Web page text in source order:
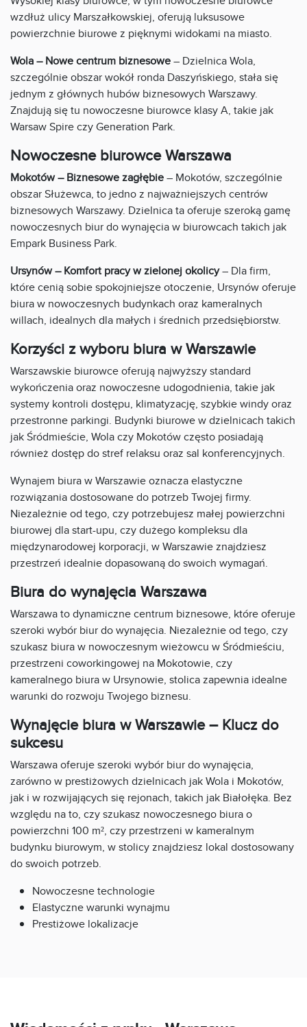
wzdłuż ulicy Marszałkowskiej, oferują luksusowe
powierzchnie biurowe z pięknymi widokami na miasto.
Wola – Nowe centrum biznesowe– Dzielnica Wola,
szczególnie obszar wokół ronda Daszyńskiego, stała się
jednym z głównych hubów biznesowych Warszawy.
Znajdują się tu nowoczesne biurowce klasy A, takie jak
Warsaw Spire czy Generation Park.
Nowoczesne biurowce Warszawa
Mokotów – Biznesowe zagłębie– Mokotów, szczególnie
obszar Służewca, to jedno z najważniejszych centrów
biznesowych Warszawy. Dzielnica ta oferuje szeroką gamę
nowoczesnych biur do wynajęcia w biurowcach takich jak
Empark Business Park.
Ursynów – Komfort pracy w zielonej okolicy– Dla firm,
które cenią sobie spokojniejsze otoczenie, Ursynów oferuje
biura w nowoczesnych budynkach oraz kameralnych
willach, idealnych dla małych i średnich przedsiębiorstw.
Korzyści z wyboru biura w Warszawie
Warszawskie biurowce oferują najwyższy standard
wykończenia oraz nowoczesne udogodnienia, takie jak
systemy kontroli dostępu, klimatyzację, szybkie windy oraz
przestronne parkingi. Budynki biurowe w dzielnicach takich
jak Śródmieście, Wola czy Mokotów często posiadają
również dostęp do stref relaksu oraz sal konferencyjnych.
Wynajem biura w Warszawie oznacza elastyczne
rozwiązania dostosowane do potrzeb Twojej firmy.
Niezależnie od tego, czy potrzebujesz małej powierzchni
biurowej dla start-upu, czy dużego kompleksu dla
międzynarodowej korporacji, w Warszawie znajdziesz
przestrzeń idealnie dopasowaną do swoich wymagań.
Biura do wynajęcia Warszawa
Warszawa to dynamiczne centrum biznesowe, które oferuje
szeroki wybór biur do wynajęcia. Niezależnie od tego, czy
szukasz biura w nowoczesnym wieżowcu w Śródmieściu,
przestrzeni coworkingowej na Mokotowie, czy
kameralnego biura w Ursynowie, stolica zapewnia idealne
warunki do rozwoju Twojego biznesu.
Wynajęcie biura w Warszawie – Klucz do
sukcesu
Warszawa oferuje szeroki wybór biur do wynajęcia,
zarówno w prestiżowych dzielnicach jak Wola i Mokotów,
jak i w rozwijających się rejonach, takich jak Białołęka. Bez
względu na to, czy szukasz nowoczesnego biura o
powierzchni 100 m², czy przestrzeni w kameralnym
budynku biurowym, w stolicy znajdziesz lokal dostosowany
do swoich potrzeb.
Nowoczesne technologie
Elastyczne warunki wynajmu
Prestiżowe lokalizacje